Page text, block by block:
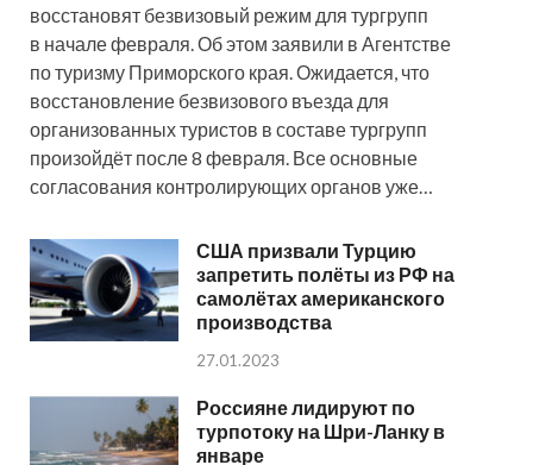
восстановят безвизовый режим для тургрупп
в начале февраля. Об этом заявили в Агентстве
по туризму Приморского края. Ожидается, что
восстановление безвизового въезда для
организованных туристов в составе тургрупп
произойдёт после 8 февраля. Все основные
согласования контролирующих органов уже…
США призвали Турцию
запретить полёты из РФ на
самолётах американского
производства
27.01.2023
Россияне лидируют по
турпотоку на Шри-Ланку в
январе